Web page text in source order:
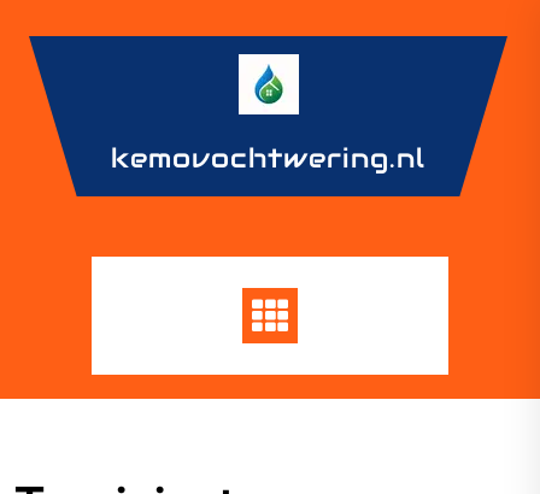
content
kemovochtwering.nl